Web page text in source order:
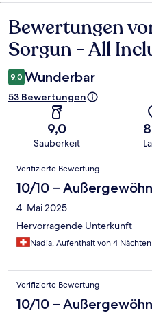
Bewertungen
Bewertungen
Sorgun - All
9,0 Wunderbar
53 Bewertungen
9,0
Sauberkeit
Bewertungen
Verifizierte Bewertung
10/10 –
4. Mai 2025
Hervorragende Unterkunft
Nadia, Aufenthalt von 4 Nächten
Verifizierte Bewertung
10/10 –